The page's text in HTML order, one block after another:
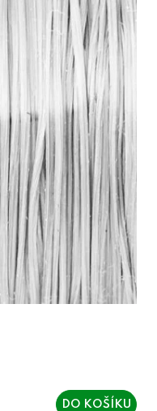
DO KOŠÍKU